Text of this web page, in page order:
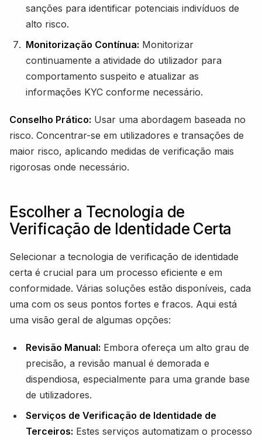
sanções para identificar potenciais indivíduos de
alto risco.
Monitorização Contínua: Monitorizar
continuamente a atividade do utilizador para
comportamento suspeito e atualizar as
informações KYC conforme necessário.
Conselho Prático: Usar uma abordagem baseada no
risco. Concentrar-se em utilizadores e transações de
maior risco, aplicando medidas de verificação mais
rigorosas onde necessário.
Escolher a Tecnologia de
Verificação de Identidade Certa
Selecionar a tecnologia de verificação de identidade
certa é crucial para um processo eficiente e em
conformidade. Várias soluções estão disponíveis, cada
uma com os seus pontos fortes e fracos. Aqui está
uma visão geral de algumas opções:
Revisão Manual: Embora ofereça um alto grau de
precisão, a revisão manual é demorada e
dispendiosa, especialmente para uma grande base
de utilizadores.
Serviços de Verificação de Identidade de
Terceiros: Estes serviços automatizam o processo